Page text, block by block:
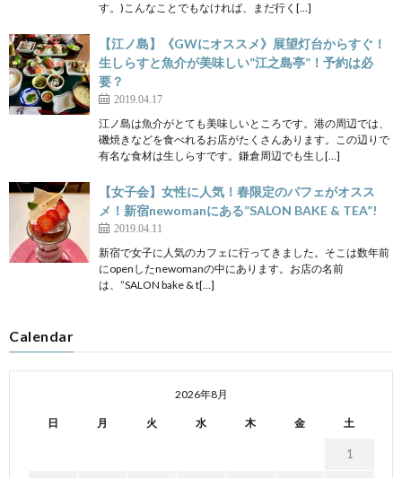
す。)こんなことでもなければ、まだ行く[…]
【江ノ島】《GWにオススメ》展望灯台からすぐ！
生しらすと魚介が美味しい”江之島亭”！予約は必
要？
2019.04.17
江ノ島は魚介がとても美味しいところです。港の周辺では、
磯焼きなどを食べれるお店がたくさんあります。この辺りで
有名な食材は生しらすです。鎌倉周辺でも生し[…]
【女子会】女性に人気！春限定のパフェがオスス
メ！新宿newomanにある”SALON BAKE & TEA”!
2019.04.11
新宿で女子に人気のカフェに行ってきました。そこは数年前
にopenしたnewomanの中にあります。お店の名前
は、”SALON bake & t[…]
Calendar
2026年8月
日 月 火 水 木 金 土
1